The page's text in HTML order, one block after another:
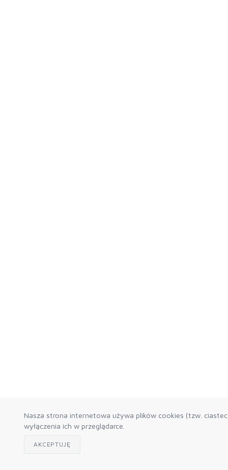
Nasza strona internetowa używa plików cookies (tzw.
wyłączenia ich w przeglądarce.
AKCEPTUJĘ